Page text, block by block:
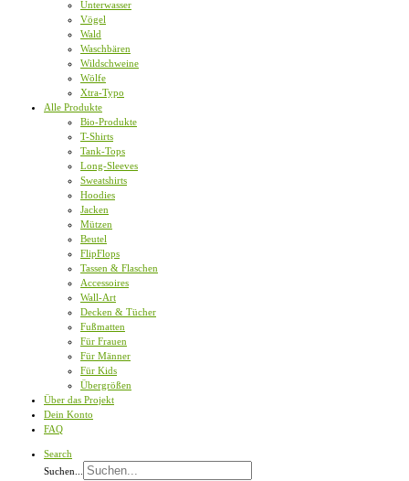
Unterwasser
Vögel
Wald
Waschbären
Wildschweine
Wölfe
Xtra-Typo
Alle Produkte
Bio-Produkte
T-Shirts
Tank-Tops
Long-Sleeves
Sweatshirts
Hoodies
Jacken
Mützen
Beutel
FlipFlops
Tassen & Flaschen
Accessoires
Wall-Art
Decken & Tücher
Fußmatten
Für Frauen
Für Männer
Für Kids
Übergrößen
Über das Projekt
Dein Konto
FAQ
Search
Suchen...